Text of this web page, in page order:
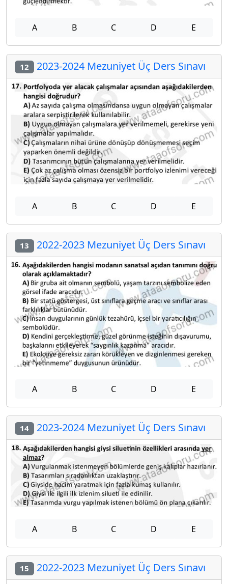
A B C D E
12 2023-2024 Mezuniyet Üç Ders Sınavı
A B C D E
13 2022-2023 Mezuniyet Üç Ders Sınavı
A B C D E
14 2023-2024 Mezuniyet Üç Ders Sınavı
A B C D E
15 2022-2023 Mezuniyet Üç Ders Sınavı